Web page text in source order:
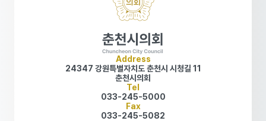
Address
24347 강원특별자치도 춘천시 시청길 11
춘천시의회
Tel
033-245-5000
Fax
033-245-5082